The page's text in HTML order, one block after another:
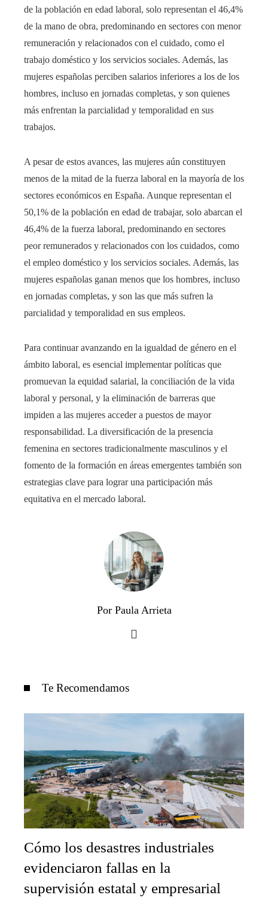
de la población en edad laboral, solo representan el 46,4%
de la mano de obra, predominando en sectores con menor
remuneración y relacionados con el cuidado, como el
trabajo doméstico y los servicios sociales. Además, las
mujeres españolas perciben salarios inferiores a los de los
hombres, incluso en jornadas completas, y son quienes
más enfrentan la parcialidad y temporalidad en sus
trabajos.
A pesar de estos avances, las mujeres aún constituyen
menos de la mitad de la fuerza laboral en la mayoría de los
sectores económicos en España. Aunque representan el
50,1% de la población en edad de trabajar, solo abarcan el
46,4% de la fuerza laboral, predominando en sectores
peor remunerados y relacionados con los cuidados, como
el empleo doméstico y los servicios sociales. Además, las
mujeres españolas ganan menos que los hombres, incluso
en jornadas completas, y son las que más sufren la
parcialidad y temporalidad en sus empleos.
Para continuar avanzando en la igualdad de género en el
ámbito laboral, es esencial implementar políticas que
promuevan la equidad salarial, la conciliación de la vida
laboral y personal, y la eliminación de barreras que
impiden a las mujeres acceder a puestos de mayor
responsabilidad. La diversificación de la presencia
femenina en sectores tradicionalmente masculinos y el
fomento de la formación en áreas emergentes también son
estrategias clave para lograr una participación más
equitativa en el mercado laboral.
Por Paula Arrieta
Te Recomendamos
Cómo los desastres industriales
evidenciaron fallas en la
supervisión estatal y empresarial